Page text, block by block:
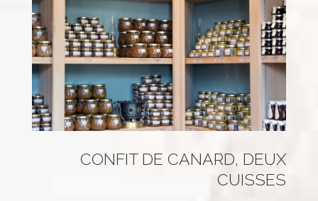
CONFIT DE CANARD, DEUX
CUISSES